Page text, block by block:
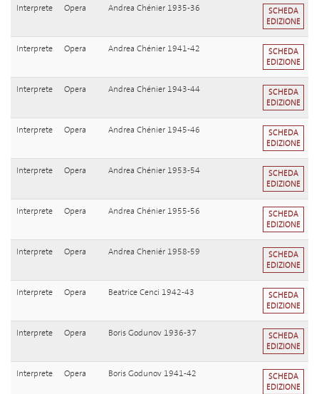
Interprete Opera Andrea Chénier 1935-36
SCHEDA
EDIZIONE
Interprete Opera Andrea Chénier 1941-42
SCHEDA
EDIZIONE
Interprete Opera Andrea Chénier 1943-44
SCHEDA
EDIZIONE
Interprete Opera Andrea Chénier 1945-46
SCHEDA
EDIZIONE
Interprete Opera Andrea Chénier 1953-54
SCHEDA
EDIZIONE
Interprete Opera Andrea Chénier 1955-56
SCHEDA
EDIZIONE
Interprete Opera Andrea Cheniér 1958-59
SCHEDA
EDIZIONE
Interprete Opera Beatrice Cenci 1942-43
SCHEDA
EDIZIONE
Interprete Opera Boris Godunov 1936-37
SCHEDA
EDIZIONE
Interprete Opera Boris Godunov 1941-42
SCHEDA
EDIZIONE